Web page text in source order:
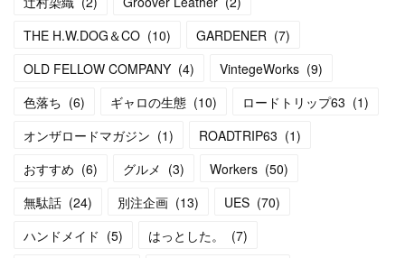
THE H.W.DOG＆CO (10) GARDENER (7)
OLD FELLOW COMPANY (4) VintegeWorks (9)
色落ち (6) ギャロの生態 (10) ロードトリップ63 (1)
オンザロードマガジン (1) ROADTRIP63 (1)
おすすめ (6) グルメ (3) Workers (50)
無駄話 (24) 別注企画 (13) UES (70)
ハンドメイド (5) はっとした。 (7)